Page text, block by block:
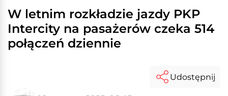
W letnim rozkładzie jazdy PKP
Intercity na pasażerów czeka 514
połączeń dziennie
Udostępnij